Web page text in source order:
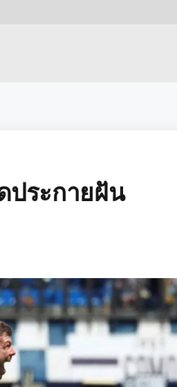
ประกายฝัน